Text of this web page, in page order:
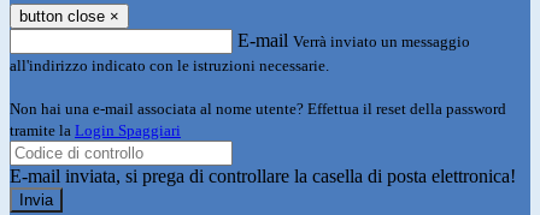
button close ×
E-mail Verrà inviato un messaggio
all'indirizzo indicato con le istruzioni necessarie.
Non hai una e-mail associata al nome utente? Effettua il reset della password
tramite la Login Spaggiari
E-mail inviata, si prega di controllare la casella di posta elettronica!